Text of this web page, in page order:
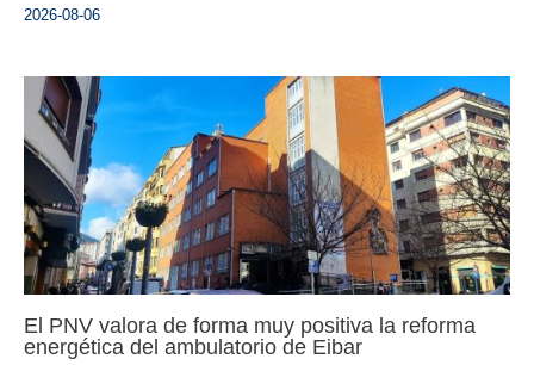
2026-08-06
El PNV valora de forma muy positiva la reforma
energética del ambulatorio de Eibar